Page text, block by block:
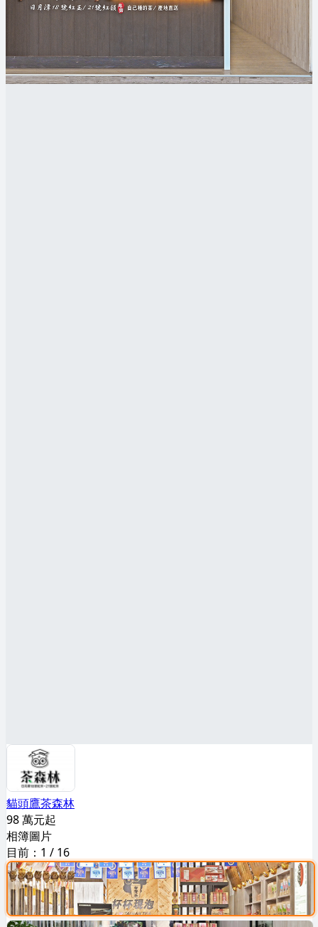
貓頭鷹茶森林
98 萬元起
相簿圖片
目前： 1 / 16